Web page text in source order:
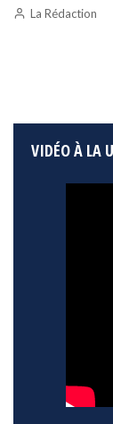
La Rédaction
VIDÉO À LA